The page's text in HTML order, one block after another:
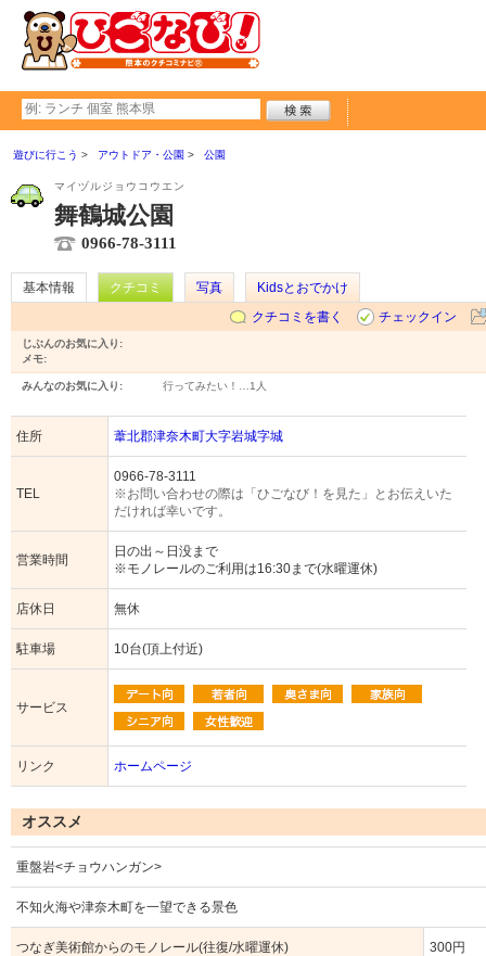
遊びに行こう アウトドア・公園 公園
マイヅルジョウコウエン
舞鶴城公園
0966-78-3111
基本情報 クチコミ 写真
Kidsとおでかけ
クチコミを書く
チェックイン
じぶんのお気に入り:
メモ:
みんなのお気に入り: 行ってみたい！… 1人
住所 葦北郡津奈木町大字岩城字城
TEL
0966-78-3111
※お問い合わせの際は「ひごなび！を見た」とお伝えいた
だければ幸いです。
営業時間
日の出～日没まで
※モノレールのご利用は16:30まで(水曜運休)
店休日 無休
駐車場 10台(頂上付近)
サービス
リンク ホームページ
オススメ
重盤岩<チョウハンガン>
不知火海や津奈木町を一望できる景色
つなぎ美術館からのモノレール(往復/水曜運休) 300円